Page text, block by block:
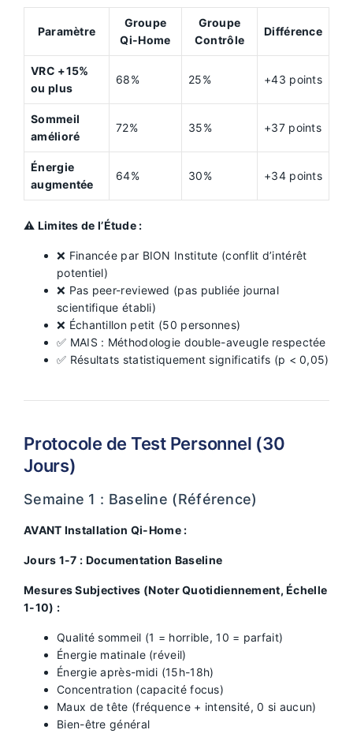
Paramètre
Groupe
Qi-Home
Groupe
Contrôle
Différence
VRC +15%
ou plus
68% 25% +43 points
Sommeil
amélioré
72% 35% +37 points
Énergie
augmentée
64% 30% +34 points
⚠️ Limites de l’Étude :
❌ Financée par BION Institute (conflit d’intérêt
potentiel)
❌ Pas peer-reviewed (pas publiée journal
scientifique établi)
❌ Échantillon petit (50 personnes)
✅ MAIS : Méthodologie double-aveugle respectée
✅ Résultats statistiquement significatifs (p < 0,05)
Protocole de Test Personnel (30
Jours)
Semaine 1 : Baseline (Référence)
AVANT Installation Qi-Home :
Jours 1-7 : Documentation Baseline
Mesures Subjectives (Noter Quotidiennement, Échelle
1-10) :
Qualité sommeil (1 = horrible, 10 = parfait)
Énergie matinale (réveil)
Énergie après-midi (15h-18h)
Concentration (capacité focus)
Maux de tête (fréquence + intensité, 0 si aucun)
Bien-être général